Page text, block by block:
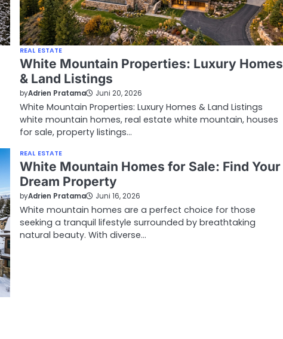
REAL ESTATE
White Mountain Properties: Luxury Homes
& Land Listings
byAdrien Pratama Juni 20, 2026
White Mountain Properties: Luxury Homes & Land Listings
white mountain homes, real estate white mountain, houses
for sale, property listings…
REAL ESTATE
White Mountain Homes for Sale: Find Your
Dream Property
byAdrien Pratama Juni 16, 2026
White mountain homes are a perfect choice for those
seeking a tranquil lifestyle surrounded by breathtaking
natural beauty. With diverse…